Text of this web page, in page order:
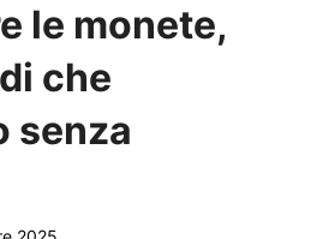
le monete,
che
senza